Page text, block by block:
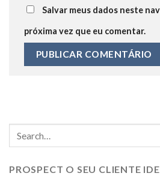
Salvar meus dados neste
próxima vez que eu comentar.
PROSPECT O SEU CLIENTE